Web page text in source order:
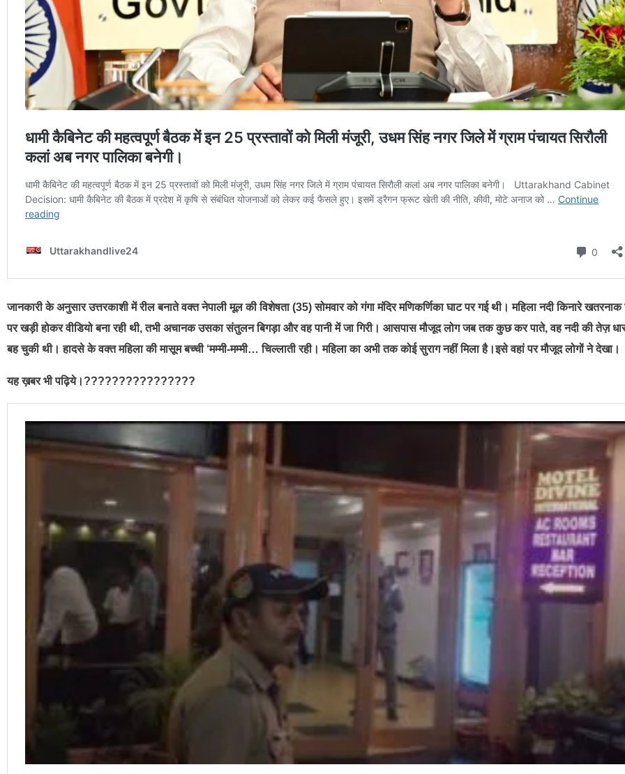
जानकारी के अनुसार उत्तरकाशी में रील बनाते वक्त नेपाली मूल की विशेषता (35) सोमवार को गंगा मंदिर मणिकर्णिका घाट पर गई थी। महिला नदी किनारे
पर खड़ी होकर वीडियो बना रही थी, तभी अचानक उसका संतुलन बिगड़ा और वह पानी में जा गिरी। आसपास मौजूद लोग जब तक कुछ कर पाते, वह नदी की तेज़
बह चुकी थी। हादसे के वक्त महिला की मासूम बच्ची ‘मम्मी-मम्मी… चिल्लाती रही। महिला का अभी तक कोई सुराग नहीं मिला है।इसे वहां पर मौजूद लोगों ने देखा।
यह ख़बर भी पढ़िये।????????????????